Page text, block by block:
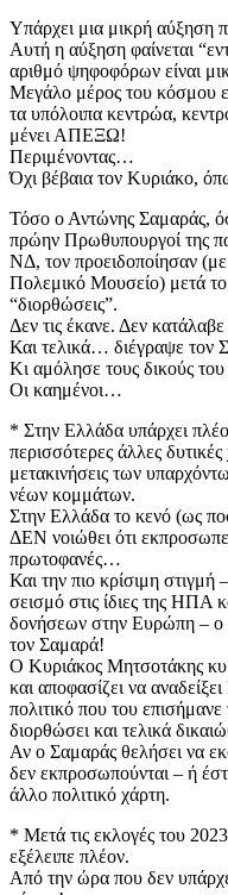
Υπάρχει μια μικρή αύξηση
Αυτή η αύξηση φαίνεται
αριθμό ψηφοφόρων είναι
Μεγάλο μέρος του κόσμου
τα υπόλοιπα κεντρώα,
μένει ΑΠΕΞΩ!
Περιμένοντας…
Όχι βέβαια τον Κυριάκο,
Τόσο ο Αντώνης Σαμαράς,
πρώην Πρωθυπουργοί της
ΝΔ, τον προειδοποίησαν
Πολεμικό Μουσείο) μετά
“διορθώσεις”.
Δεν τις έκανε. Δεν
Και τελικά… διέγραψε τον
Κι αμόλησε τους δικούς
Οι καημένοι…
* Στην Ελλάδα υπάρχει
περισσότερες άλλες
μετακινήσεις των
νέων κομμάτων.
Στην Ελλάδα το κενό (ως
ΔΕΝ νοιώθει ότι
πρωτοφανές…
Και την πιο κρίσιμη
σεισμό στις ίδιες της ΗΠΑ
δονήσεων στην Ευρώπη – ο
τον Σαμαρά!
Ο Κυριάκος Μητσοτάκης
και αποφασίζει να
πολιτικό που του
διορθώσει και τελικά
Αν ο Σαμαράς θελήσει να
δεν εκπροσωπούνται – ή
άλλο πολιτικό χάρτη.
* Μετά τις εκλογές του
εξέλειπε πλέον.
Από την ώρα που δεν